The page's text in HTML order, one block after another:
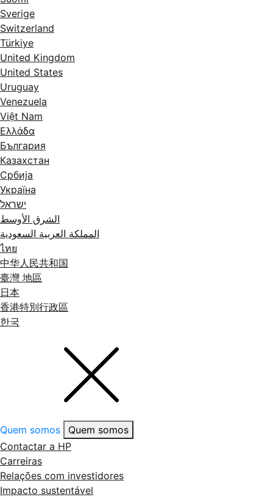
Sverige
Switzerland
Türkiye
United Kingdom
United States
Uruguay
Venezuela
Việt Nam
Ελλάδα
България
Казахстан
Србија
Україна
ישראל
الشرق الأوسط
المملكة العربية السعودية
ไทย
中华人民共和国
臺灣 地區
日本
香港特別行政區
한국
Quem somos
Quem somos
Contactar a HP
Carreiras
Relações com investidores
Impacto sustentável